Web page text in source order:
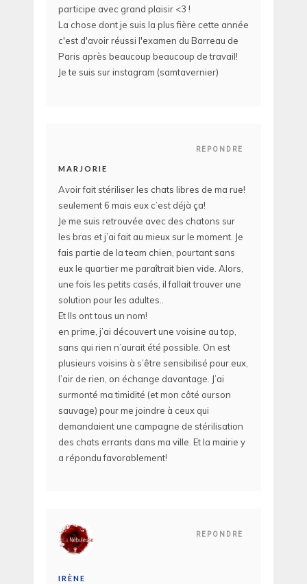
participe avec grand plaisir <3 !
La chose dont je suis la plus fière cette année
c'est d'avoir réussi l'examen du Barreau de
Paris après beaucoup beaucoup de travail!
Je te suis sur instagram (samtavernier)
REPONDRE
MARJORIE
Avoir fait stériliser les chats libres de ma rue!
seulement 6 mais eux c’est déjà ça!
Je me suis retrouvée avec des chatons sur
les bras et j’ai fait au mieux sur le moment. Je
fais partie de la team chien, pourtant sans
eux le quartier me paraîtrait bien vide. Alors,
une fois les petits casés, il fallait trouver une
solution pour les adultes..
Et Ils ont tous un nom!
en prime, j’ai découvert une voisine au top,
sans qui rien n’aurait été possible. On est
plusieurs voisins à s’être sensibilisé pour eux,
l’air de rien, on échange davantage. J’ai
surmonté ma timidité (et mon côté ourson
sauvage) pour me joindre à ceux qui
demandaient une campagne de stérilisation
des chats errants dans ma ville. Et la mairie y
a répondu favorablement!
REPONDRE
IRÈNE